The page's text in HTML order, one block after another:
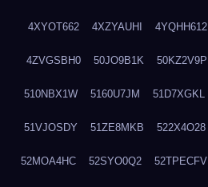
4XYOT662 4XZYAUHI 4YQHH612
4ZVGSBH0 50JO9B1K 50KZ2V9P
510NBX1W 5160U7JM 51D7XGKL
51VJOSDY 51ZE8MKB 522X4O28
52MOA4HC 52SYO0Q2 52TPECFV